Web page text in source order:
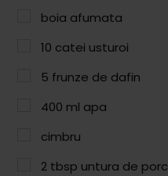
Rețete Vegetariene
Salate
Rețete Video
boia afumata
10 catei usturoi
5 frunze de dafin
400 ml apa
cimbru
2 tbsp untura de porc